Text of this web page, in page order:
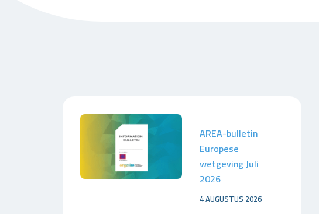
AREA-bulletin
Europese
wetgeving Juli
2026
4 AUGUSTUS 2026